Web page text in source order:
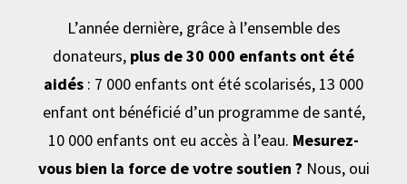
L’année dernière, grâce à l’ensemble des
donateurs, plus de 30 000 enfants ont été
aidés : 7 000 enfants ont été scolarisés, 13 000
enfant ont bénéficié d’un programme de santé,
10 000 enfants ont eu accès à l’eau. Mesurez-
vous bien la force de votre soutien ? Nous, oui